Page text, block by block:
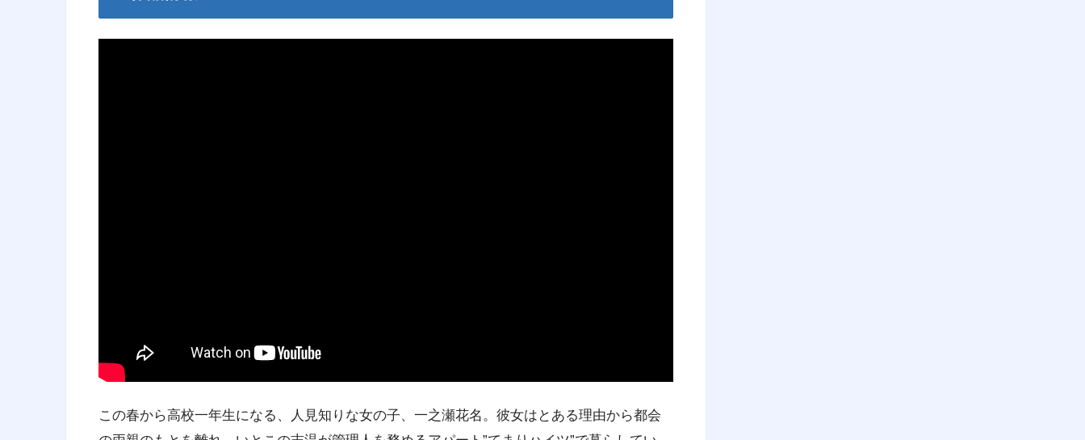
この春から高校一年生になる、人見知りな女の子、一之瀬花名。彼女はとある理由から都会